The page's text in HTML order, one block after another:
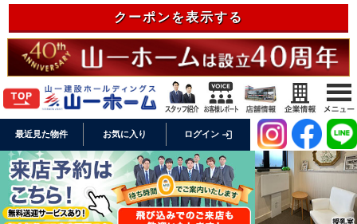
クーポンを表示する
最近見た物件 お気に入り ログイン login